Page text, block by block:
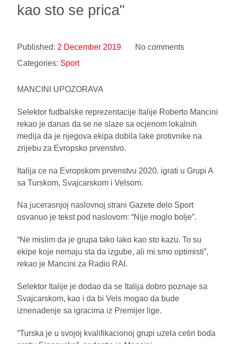
kao sto se prica"
Published: 2 December 2019
No comments
Categories: Sport
MANCINI UPOZORAVA
Selektor fudbalske reprezentacije Italije Roberto Mancini
rekao je danas da se ne slaze sa ocjenom lokalnih
medija da je njegova ekipa dobila lake protivnike na
zrijebu za Evropsko prvenstvo.
Italija ce na Evropskom prvenstvu 2020. igrati u Grupi A
sa Turskom, Svajcarskom i Velsom.
Na jucerasnjoj naslovnoj strani Gazete delo Sport
osvanuo je tekst pod naslovom: “Nije moglo bolje”.
“Ne mislim da je grupa tako lako kao sto kazu. To su
ekipe koje nemaju sta da izgube, ali mi smo optimisti”,
rekao je Mancini za Radio RAI.
Selektor Italije je dodao da se Italija dobro poznaje sa
Svajcarskom, kao i da bi Vels mogao da bude
iznenadenje sa igracima iz Premijer lige.
“Turska je u svojoj kvalifikacionoj grupi uzela cetiri boda